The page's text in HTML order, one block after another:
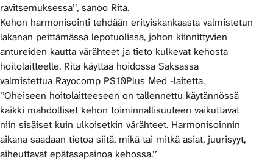
ravitsemuksessa’’, sanoo Rita.
Kehon harmonisointi tehdään erityiskankaasta valmistetun
lakanan peittämässä lepotuolissa, johon kiinnittyvien
antureiden kautta värähteet ja tieto kulkevat kehosta
hoitolaitteelle. Rita käyttää hoidossa Saksassa
valmistettua Rayocomp PS10Plus Med -laitetta.
’’Oheiseen hoitolaitteeseen on tallennettu käytännössä
kaikki mahdolliset kehon toiminnallisuuteen vaikuttavat
niin sisäiset kuin ulkoisetkin värähteet. Harmonisoinnin
aikana saadaan tietoa siitä, mikä tai mitkä asiat, juurisyyt,
aiheuttavat epätasapainoa kehossa.’’